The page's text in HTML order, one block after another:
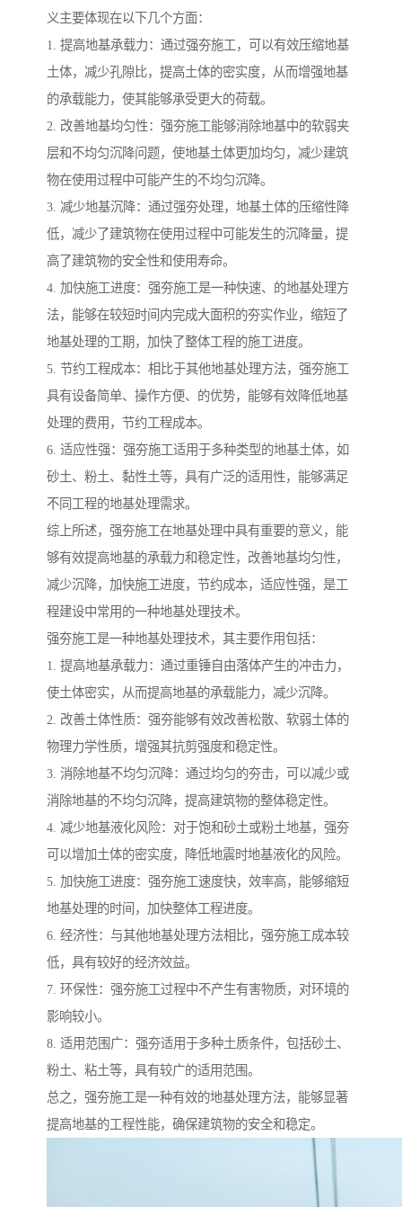
义主要体现在以下几个方面：
1. 提高地基承载力：通过强夯施工，可以有效压缩地基
土体，减少孔隙比，提高土体的密实度，从而增强地基
的承载能力，使其能够承受更大的荷载。
2. 改善地基均匀性：强夯施工能够消除地基中的软弱夹
层和不均匀沉降问题，使地基土体更加均匀，减少建筑
物在使用过程中可能产生的不均匀沉降。
3. 减少地基沉降：通过强夯处理，地基土体的压缩性降
低，减少了建筑物在使用过程中可能发生的沉降量，提
高了建筑物的安全性和使用寿命。
4. 加快施工进度：强夯施工是一种快速、的地基处理方
法，能够在较短时间内完成大面积的夯实作业，缩短了
地基处理的工期，加快了整体工程的施工进度。
5. 节约工程成本：相比于其他地基处理方法，强夯施工
具有设备简单、操作方便、的优势，能够有效降低地基
处理的费用，节约工程成本。
6. 适应性强：强夯施工适用于多种类型的地基土体，如
砂土、粉土、黏性土等，具有广泛的适用性，能够满足
不同工程的地基处理需求。
综上所述，强夯施工在地基处理中具有重要的意义，能
够有效提高地基的承载力和稳定性，改善地基均匀性，
减少沉降，加快施工进度，节约成本，适应性强，是工
程建设中常用的一种地基处理技术。
强夯施工是一种地基处理技术，其主要作用包括：
1. 提高地基承载力：通过重锤自由落体产生的冲击力，
使土体密实，从而提高地基的承载能力，减少沉降。
2. 改善土体性质：强夯能够有效改善松散、软弱土体的
物理力学性质，增强其抗剪强度和稳定性。
3. 消除地基不均匀沉降：通过均匀的夯击，可以减少或
消除地基的不均匀沉降，提高建筑物的整体稳定性。
4. 减少地基液化风险：对于饱和砂土或粉土地基，强夯
可以增加土体的密实度，降低地震时地基液化的风险。
5. 加快施工进度：强夯施工速度快，效率高，能够缩短
地基处理的时间，加快整体工程进度。
6. 经济性：与其他地基处理方法相比，强夯施工成本较
低，具有较好的经济效益。
7. 环保性：强夯施工过程中不产生有害物质，对环境的
影响较小。
8. 适用范围广：强夯适用于多种土质条件，包括砂土、
粉土、粘土等，具有较广的适用范围。
总之，强夯施工是一种有效的地基处理方法，能够显著
提高地基的工程性能，确保建筑物的安全和稳定。